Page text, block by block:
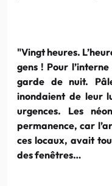
"Vingt heures.
gens ! Pour
garde de nuit.
inondaient de leur
urgences. Les
permanence, car
ces locaux, avait
des fenêtres…